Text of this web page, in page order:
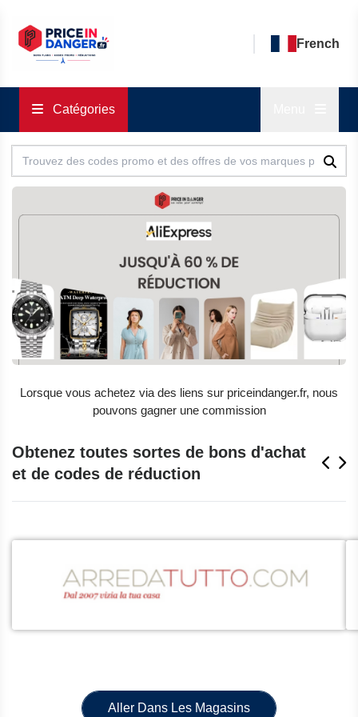
French
Catégories
Lorsque vous achetez via des liens sur priceindanger.fr, nous
pouvons gagner une commission
Obtenez toutes sortes de bons d'achat
et de codes de réduction
Aller Dans Les Magasins